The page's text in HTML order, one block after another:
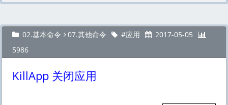
02.基本命令 07.其他命令 应用
2017-05-05
5986
KillApp 关闭应用